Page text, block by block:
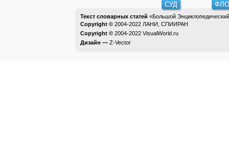
СУД
Текст словарных статей «Большой
Copyright © 2004-2022 ЛАНИ, СПИИРАН
Copyright © 2004-2022 VisualWorld.ru
Дизайн — Z-Vector